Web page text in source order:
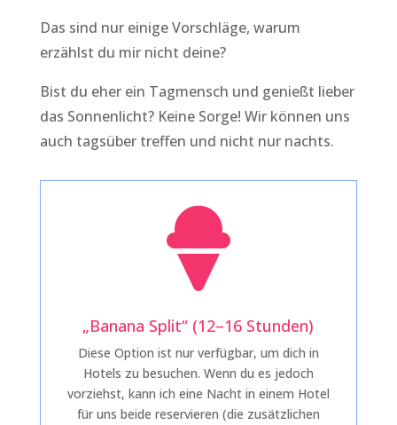
Das sind nur einige Vorschläge, warum
erzählst du mir nicht deine?
Bist du eher ein Tagmensch und genießt lieber
das Sonnenlicht? Keine Sorge! Wir können uns
auch tagsüber treffen und nicht nur nachts.

„Banana Split“ (12–16 Stunden)
Diese Option ist nur verfügbar, um dich in
Hotels zu besuchen. Wenn du es jedoch
vorziehst, kann ich eine Nacht in einem Hotel
für uns beide reservieren (die zusätzlichen